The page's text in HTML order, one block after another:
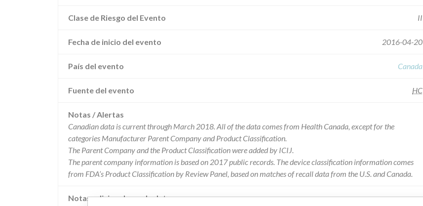
Clase de Riesgo del Evento II
Fecha de inicio del evento 2016-04-20
País del evento Canada
Fuente del evento HC
Notas / Alertas
Canadian data is current through March 2018. All of the data comes from Health Canada, except for the
categories Manufacturer Parent Company and Product Classification.
The Parent Company and the Product Classification were added by ICIJ.
The parent company information is based on 2017 public records. The device classification information comes
from FDA’s Product Classification by Review Panel, based on matches of recall data from the U.S. and Canada.
Notas adicionales en la data